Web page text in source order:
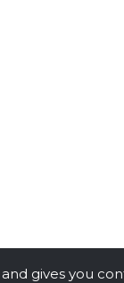
and gives you